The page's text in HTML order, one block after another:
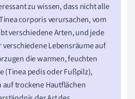
zu wissen, dass nicht alle
corporis verursachen, vom
verschiedene Arten, und jede
Lebensräume auf
die warmen, feuchten
(Tinea pedis oder Fußpilz),
trockene Hautflächen